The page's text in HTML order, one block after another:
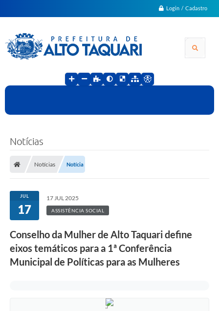
Login / Cadastro
Notícias
Notícias Notícia
JUL
17
17 JUL 2025
ASSISTÊNCIA SOCIAL
Conselho da Mulher de Alto Taquari define
eixos temáticos para a 1ª Conferência
Municipal de Políticas para as Mulheres